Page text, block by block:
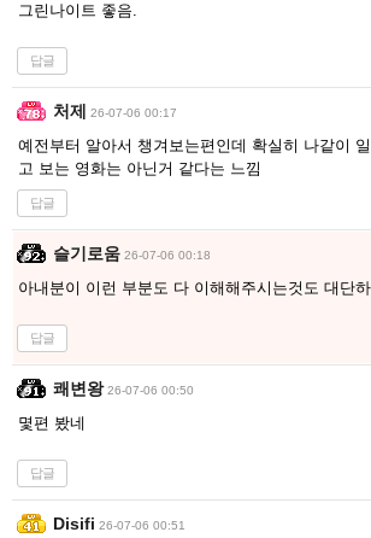
그린나이트 좋음.
답글
처제 26-07-06 00:17
예전부터 알아서 챙겨보는편인데 확실히 나같이
고 보는 영화는 아닌거 같다는 느낌
답글
슬기로움 26-07-06 00:18
아내분이 이런 부분도 다 이해해주시는것도 대단
답글
쾌변왕 26-07-06 00:50
몇편 봤네
답글
Disifi 26-07-06 00:51